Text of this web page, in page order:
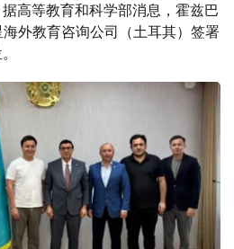
据高等教育和科学部消息，霍兹巴
外教育咨询公司（土耳其）签署